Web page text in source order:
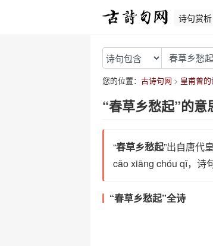
诗句赏析
您的位置： 古诗句网 皇甫曾
“春草乡愁起”的
“春草乡愁起”出自唐代
cǎo xiāng chóu qǐ，诗
“春草乡愁起”全诗